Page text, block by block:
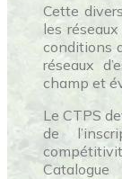
Cette
les
conditions
réseaux
champ et
Le CTPS
de